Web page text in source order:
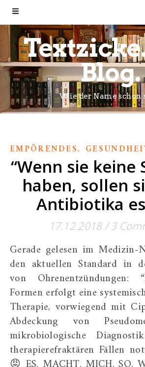
Blog.
Wie der Name schon
EMPÖRENDES,
“Wenn sie keine
haben, sollen
Antibiotika
17.12.2018/ 3
Gerade gelesen im Medizin-Newsletter über
den aktuellen Standard in
von Ohrenentzündungen:
Formen erfolgt eine
Therapie, vorwiegend mit
Abdeckung von
mikrobiologische
therapierefraktären Fällen